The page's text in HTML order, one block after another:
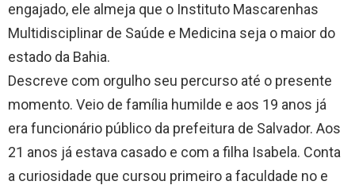
engajado, ele almeja que o Instituto Mascarenhas
Multidisciplinar de Saúde e Medicina seja o maior do
estado da Bahia.
​Descreve com orgulho seu percurso até o presente
momento. Veio de família humilde e aos 19 anos já
era funcionário público da prefeitura de Salvador. Aos
21 anos já estava casado e com a filha Isabela. Conta
a curiosidade que cursou primeiro a faculdade no e